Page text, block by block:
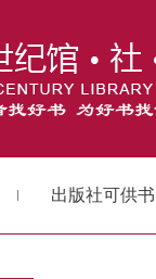
出版社可供